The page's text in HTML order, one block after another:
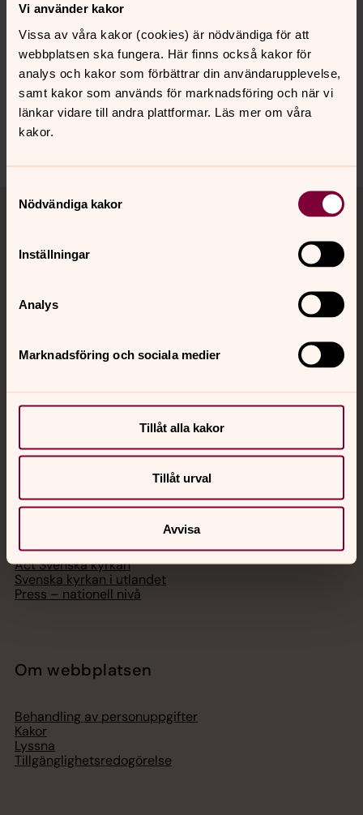
Vi använder kakor
Vissa av våra kakor (cookies) är nödvändiga för att
webbplatsen ska fungera. Här finns också kakor för
analys och kakor som förbättrar din användarupplevelse,
samt kakor som används för marknadsföring och när vi
länkar vidare till andra plattformar. Läs mer om våra
kakor.
Nödvändiga kakor
Inställningar
Analys
Marknadsföring och sociala medier
Tillåt alla kakor
Tillåt urval
Avvisa
Avsnitt 78: ”Döden och den andre” - Teologi i tiden |
Lyssna här | Poddtoppen.se
Dela
Akut samtals- och krisstöd. Prata eller chatta anonymt
Telefon 112
Svenska kyrkan
Bli medlem
Organisation
Act Svenska kyrkan
Svenska kyrkan i utlandet
Press – nationell nivå
Om webbplatsen
Behandling av personuppgifter
Kakor
Lyssna
Tillgänglighetsredogörelse